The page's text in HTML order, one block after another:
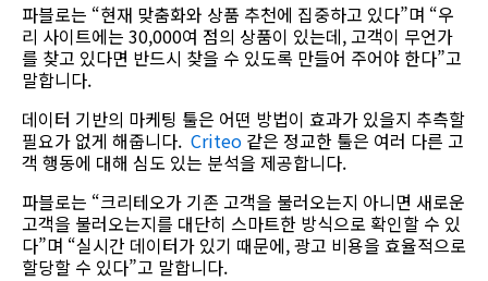
파블로는 “현재 맞춤화와 상품 추천에 집중하고 있다”며 “우
리 사이트에는 30,000여 점의 상품이 있는데, 고객이 무언가
를 찾고 있다면 반드시 찾을 수 있도록 만들어 주어야 한다”고
말합니다.
데이터 기반의 마케팅 툴은 어떤 방법이 효과가 있을지 추측할
필요가 없게 해줍니다. Criteo 같은 정교한 툴은 여러 다른 고
객 행동에 대해 심도 있는 분석을 제공합니다.
파블로는 “크리테오가 기존 고객을 불러오는지 아니면 새로운
고객을 불러오는지를 대단히 스마트한 방식으로 확인할 수 있
다”며 “실시간 데이터가 있기 때문에, 광고 비용을 효율적으로
할당할 수 있다”고 말합니다.